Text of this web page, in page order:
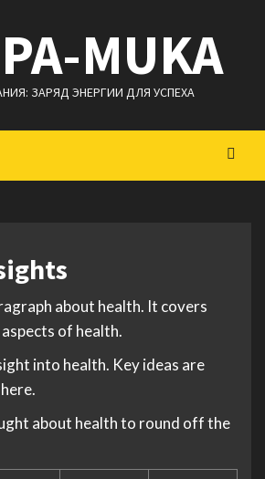
MUKA
ЗАРЯД ЭНЕРГИИ ДЛЯ УСПЕХА
about health. It covers
of health.
into health. Key ideas are
about health to round off the